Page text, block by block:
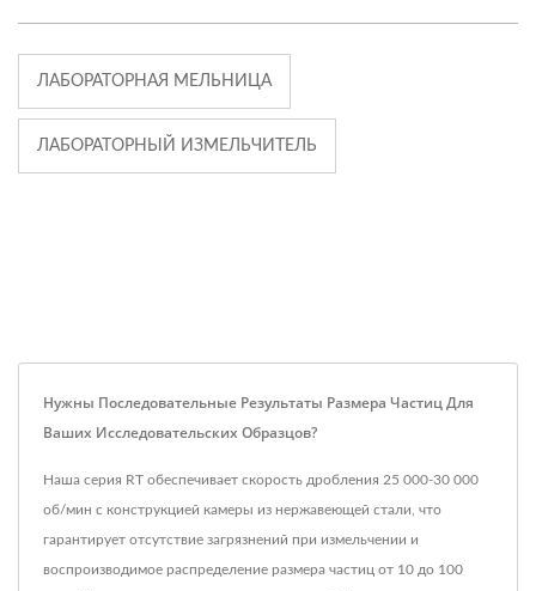
ЛАБОРАТОРНАЯ МЕЛЬНИЦА
ЛАБОРАТОРНЫЙ ИЗМЕЛЬЧИТЕЛЬ
Нужны Последовательные Результаты Размера Частиц Для
Ваших Исследовательских Образцов?
Наша серия RT обеспечивает скорость дробления 25 000-30 000
об/мин с конструкцией камеры из нержавеющей стали, что
гарантирует отсутствие загрязнений при измельчении и
воспроизводимое распределение размера частиц от 10 до 100